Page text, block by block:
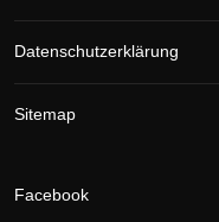
Datenschutzerklärung
Sitemap
Facebook